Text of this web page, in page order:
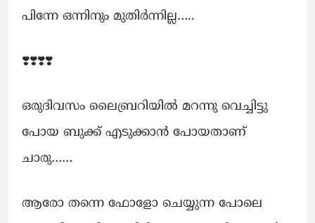
പിന്നേ ഒന്നിനും മുതിർന്നില്ല…..
❣️❣️❣️❣️
ഒരുദിവസം ലൈബ്രറിയിൽ മറന്നു വെച്ചിട്ടു
പോയ ബുക്ക് എടുക്കാൻ പോയതാണ്
ചാരു……
ആരോ തന്നെ ഫോളോ ചെയ്യുന്ന പോലെ